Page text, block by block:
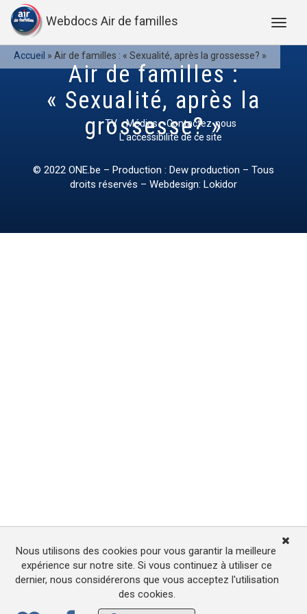
Webdocs Air de familles
Accueil » Air de familles : « Sexualité, après la grossesse? »
Air de familles :
« Sexualité, après la
grossesse? »
TV Médias
Contactez-nous
L’accessibilité de ce site
© 2022 ONE.be – Production : Dew production – Tous
droits réservés – Webdesign: Lokidor
Nous utilisons des cookies pour vous garantir la meilleure
expérience sur notre site. Si vous continuez à utiliser ce
dernier, nous considérerons que vous acceptez l'utilisation
des cookies.